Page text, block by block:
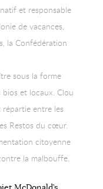
et responsable
de vacances,
la Confédération
sous la forme
et locaux. Clou
entre les
Restos du cœur.
citoyenne
la malbouffe.